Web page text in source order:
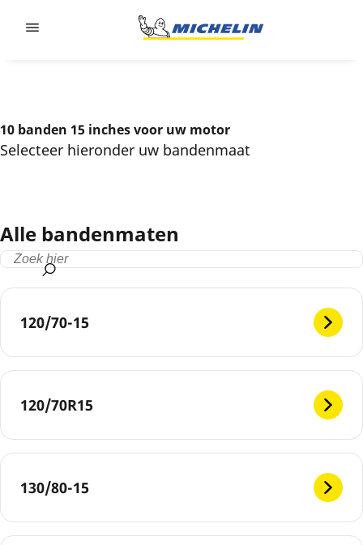
10 banden 15 inches voor uw motor
Selecteer hieronder uw bandenmaat
Alle bandenmaten
120/70-15
120/70R15
130/80-15